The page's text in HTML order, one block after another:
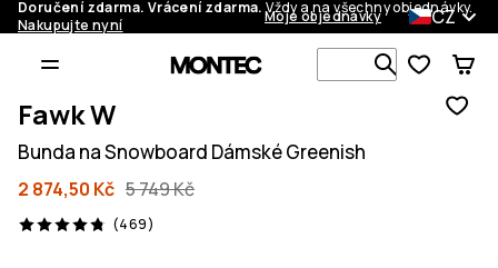
Doručení zdarma. Vrácení zdarma.Vždy a na všechny objednávky.
Nakupujte nyní
Moje objednávky CZ
Vyhledávej
Fawk W
Bunda na Snowboard Dámské Greenish
2 874,50 Kč 5 749 Kč
(469)
469 recenze, 4.8/5